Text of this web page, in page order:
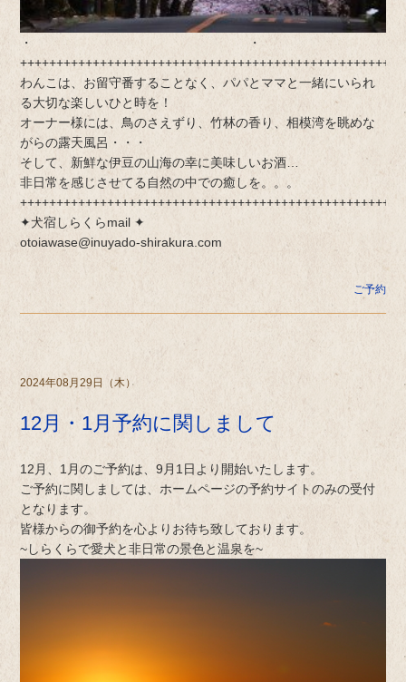
・ ・
わんこは、お留守番することなく、パパとママと一緒にいられ
る大切な楽しいひと時を！
オーナー様には、鳥のさえずり、竹林の香り、相模湾を眺めな
がらの露天風呂・・・
そして、新鮮な伊豆の山海の幸に美味しいお酒…
非日常を感じさせてる自然の中での癒しを。。。
✦犬宿しらくらmail ✦
otoiawase@inuyado-shirakura.com
ご予約
2024年08月29日（木）
12月・1月予約に関しまして
12月、1月のご予約は、9月1日より開始いたします。
ご予約に関しましては、ホームページの予約サイトのみの受付
となります。
皆様からの御予約を心よりお待ち致しております。
~しらくらで愛犬と非日常の景色と温泉を~